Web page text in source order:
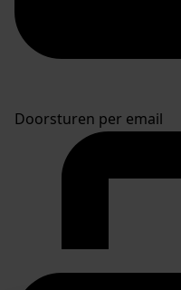
Doorsturen per email